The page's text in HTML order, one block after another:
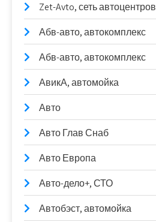
Zet-Avto, сеть автоцентров
Абв-авто, автокомплекс
Абв-авто, автокомплекс
АвикА, автомойка
Авто
Авто Глав Снаб
Авто Европа
Авто-дело+, СТО
Автобэст, автомойка